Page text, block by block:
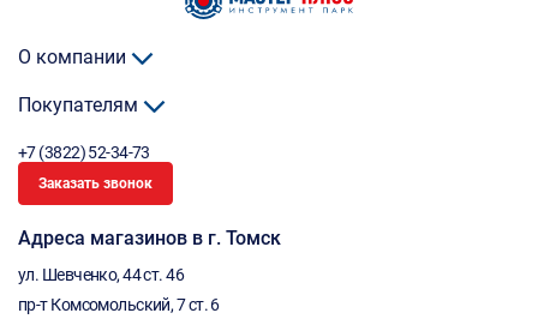
О компании
Покупателям
+7 (3822) 52-34-73
Заказать звонок
Адреса магазинов в г. Томск
ул. Шевченко, 44 ст. 46
пр-т Комсомольский, 7 ст. 6